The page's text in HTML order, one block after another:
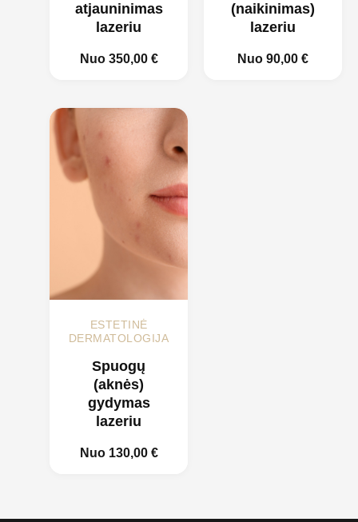
atjauninimas
lazeriu
Nuo 350,00 €
(naikinimas)
lazeriu
Nuo 90,00 €
ESTETINĖ
DERMATOLOGIJA
Spuogų
(aknės)
gydymas
lazeriu
Nuo 130,00 €